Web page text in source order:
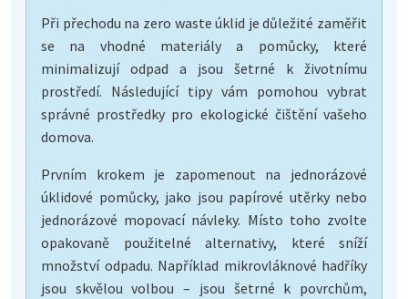
Při přechodu na zero waste úklid je důležité zaměřit
se na vhodné materiály a pomůcky, které
minimalizují odpad a jsou šetrné k životnímu
prostředí. Následující tipy vám pomohou vybrat
správné prostředky pro ekologické čištění vašeho
domova.
Prvním krokem je zapomenout na jednorázové
úklidové pomůcky, jako jsou papírové utěrky nebo
jednorázové mopovací návleky. Místo toho zvolte
opakovaně použitelné alternativy, které sníží
množství odpadu. Například mikrovláknové hadříky
jsou skvělou volbou – jsou šetrné k povrchům,